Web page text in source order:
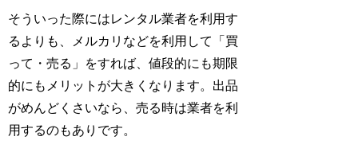
そういった際にはレンタル業者を利用す
るよりも、メルカリなどを利用して「買
って・売る」をすれば、値段的にも期限
的にもメリットが大きくなります。出品
がめんどくさいなら、売る時は業者を利
用するのもありです。